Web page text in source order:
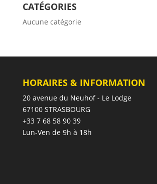
CATÉGORIES
Aucune catégorie
HORAIRES & INFORMATION
20 avenue du Neuhof - Le Lodge
67100 STRASBOURG
+33 7 68 58 90 39
Lun-Ven de 9h à 18h